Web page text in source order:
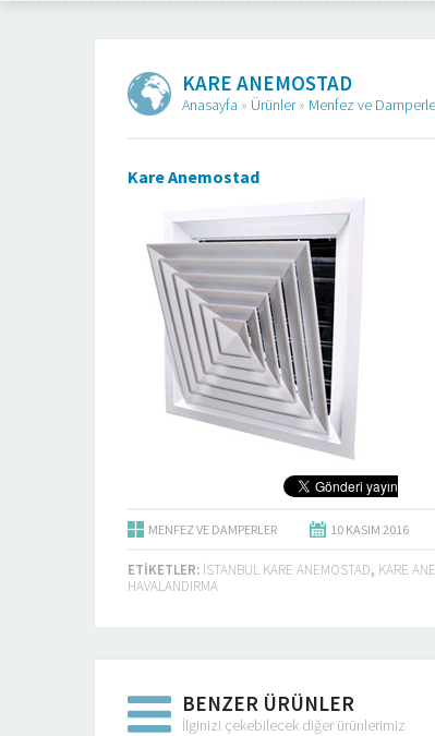
KARE ANEMOSTAD
Anasayfa » Ürünler» Menfez ve
Kare Anemostad
MENFEZ VE DAMPERLER 10 KASIM 2016
ETIKETLER: ISTANBUL KARE ANEMOSTAD, KARE
HAVALANDIRMA
BENZER ÜRÜNLER
İlginizi çekebilecek diğer ürünlerimiz